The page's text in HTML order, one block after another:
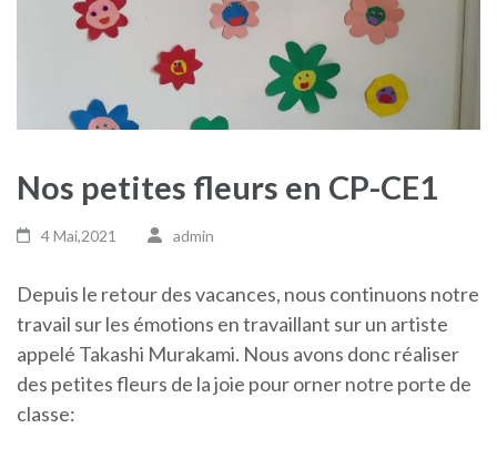
Nos petites fleurs en CP-CE1
4 Mai,2021 admin
Depuis le retour des vacances, nous continuons notre
travail sur les émotions en travaillant sur un artiste
appelé Takashi Murakami. Nous avons donc réaliser
des petites fleurs de la joie pour orner notre porte de
classe: